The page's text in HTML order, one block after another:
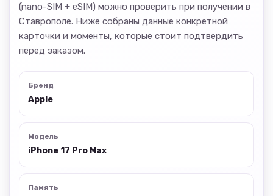
(nano-SIM + eSIM) можно проверить при получении в
Ставрополе. Ниже собраны данные конкретной
карточки и моменты, которые стоит подтвердить
перед заказом.
Бренд
Apple
Модель
iPhone 17 Pro Max
Память